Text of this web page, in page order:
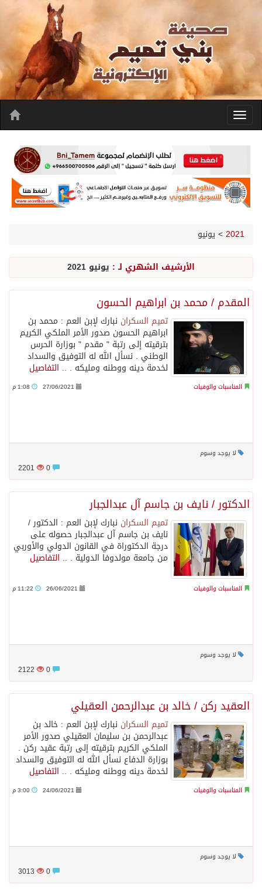
2021
> يونيو
الأرشيف الشهري لـ : يونيو 2021
المقدم / محمد بن ابراهيم الحسون
تميم السكران نبارك لإبن العم : ‏محمد بن
ابراهيم الحسون ‏صدور الأمر الملكي الكريم
‏بترقيته إلى رتبة " مقدم " ‏بوزارة الحرس
الوطني . ‏نسأل الله له التوفيق والسداد
لخدمة دينه ووطنه ومليكه . .. التفاصيل
المناسبات والوفيات 27/06/2021
لا يوجد وسوم
2201
الدكتور / نايف بن جاسم آل عبدالجبار
تميم السكران نبارك لإبن العم : الدكتور /
نايف بن جاسم آل عبدالجبار حصوله على
درجة الدكتوراة في القانون الدولي والأوربي
من جامعة مولدوفا الدولية . .. التفاصيل
المناسبات والوفيات 26/06/2021
لا يوجد وسوم
2122
العقيد ركن / خالد بن عبدالرحمن العقيلي
تميم السكران نبارك لإبن العم : خالد بن
عبدالرحمن بن سليمان العقيلي صدور الأمر
الملكي الكريم بترقيته إلى رتبة عقيد ركن .
بوزارة الدفاع نسأل الله له التوفيق والسداد
لخدمة دينه ووطنه ومليكه . .. التفاصيل
المناسبات والوفيات 24/06/2021
لا يوجد وسوم
3013